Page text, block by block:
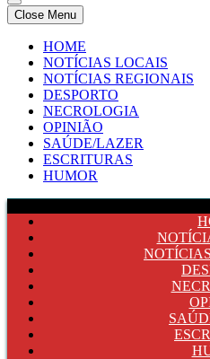
Comercio e Noticias
Notícias e Publicidade Online
Close Menu
HOME
NOTÍCIAS LOCAIS
NOTÍCIAS REGIONAIS
DESPORTO
NECROLOGIA
OPINIÃO
SAÚDE/LAZER
ESCRITURAS
HUMOR